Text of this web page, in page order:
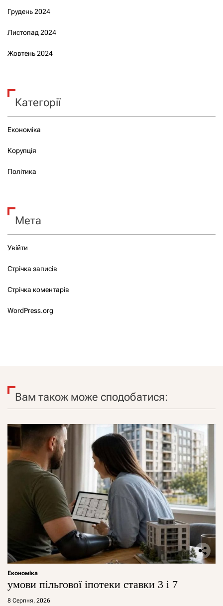
Грудень 2024
Листопад 2024
Жовтень 2024
Категорії
Економіка
Корупція
Політика
Мета
Увійти
Стрічка записів
Стрічка коментарів
WordPress.org
Вам також може сподобатися:
Економіка
умови пільгової іпотеки ставки 3 і 7
8 Серпня, 2026